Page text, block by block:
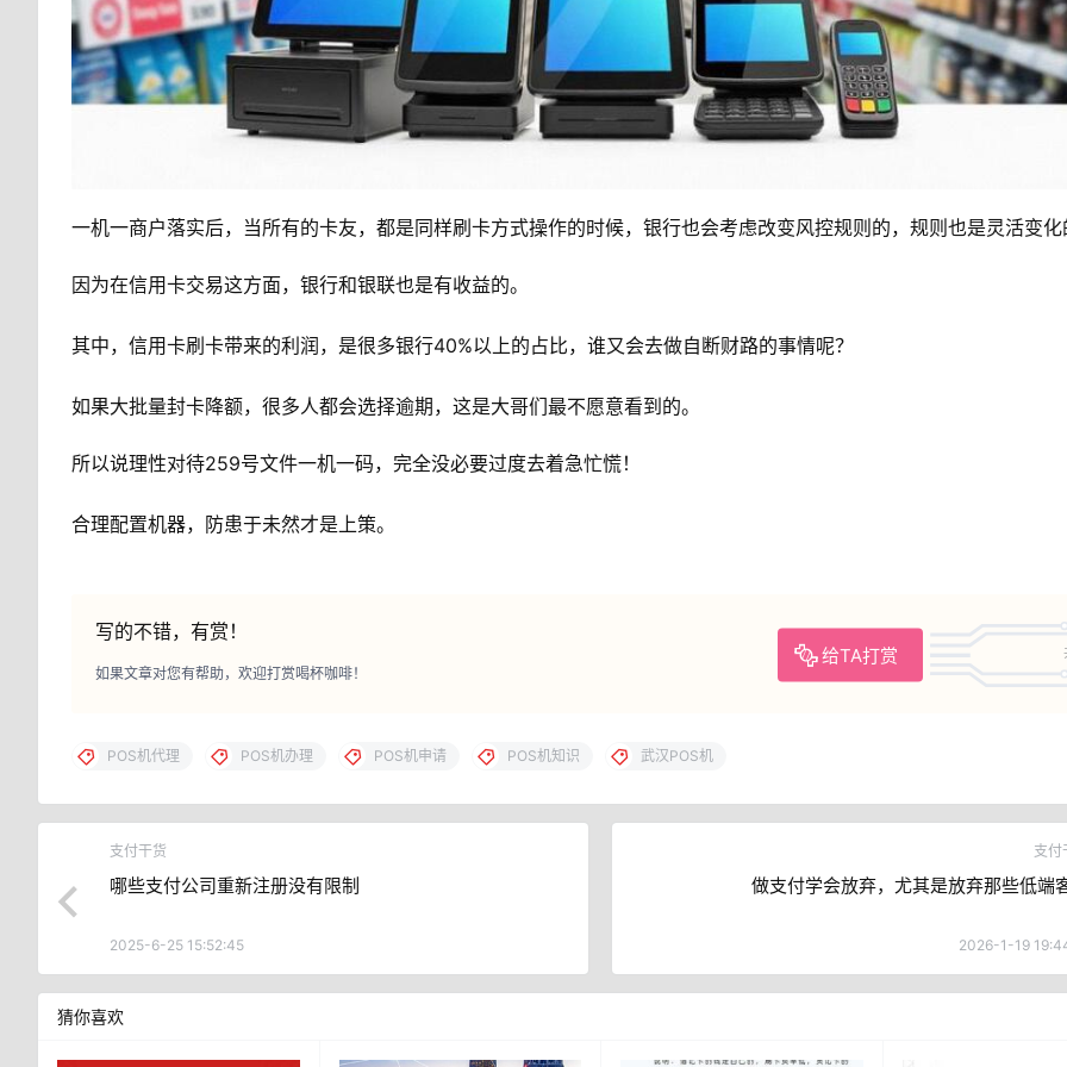
一机一商户落实后，当所有的卡友，都是同样刷卡方式操作的时候，银行也会考虑改变风控规则的，规则也是灵活变化
因为在信用卡交易这方面，银行和银联也是有收益的。
其中，信用卡刷卡带来的利润，是很多银行40%以上的占比，谁又会去做自断财路的事情呢？
如果大批量封卡降额，很多人都会选择逾期，这是大哥们最不愿意看到的。
所以说理性对待259号文件一机一码，完全没必要过度去着急忙慌！
合理配置机器，防患于未然才是上策。
写的不错，有赏！
给TA打赏
如果文章对您有帮助，欢迎打赏喝杯咖啡！
POS机代理 POS机办理 POS机申请 POS机知识 武汉POS机
支付干货
哪些支付公司重新注册没有限制
2025-6-25 15:52:45
支付
做支付学会放弃，尤其是放弃那些低端
2026-1-19
猜你喜欢